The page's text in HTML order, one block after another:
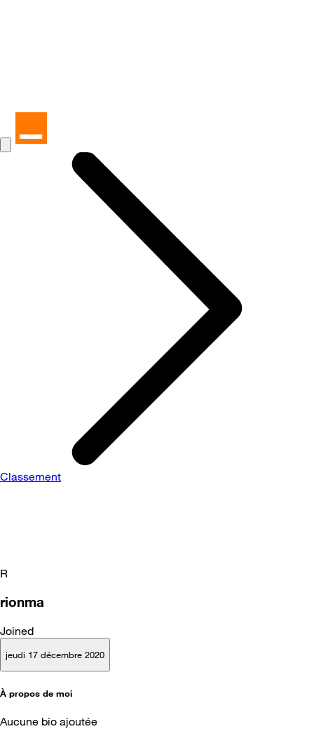
Classement
R
rionma
Joined
jeudi 17 décembre 2020
À propos de moi
Aucune bio ajoutée